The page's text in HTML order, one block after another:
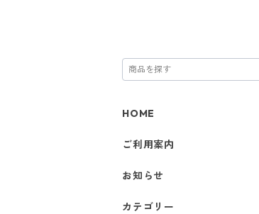
HOME
ご利用案内
お知らせ
カテゴリー